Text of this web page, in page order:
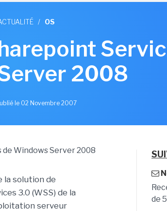
/ OS
2008
le 02 Novembre 2007
la solution de
3.0 (WSS) de la
serveur
de